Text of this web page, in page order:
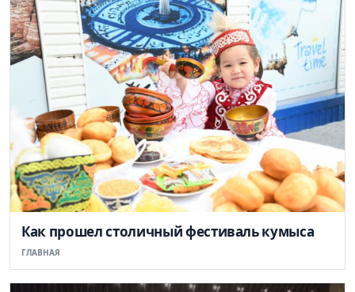
Как прошел столичный фестиваль кумыса
ГЛАВНАЯ